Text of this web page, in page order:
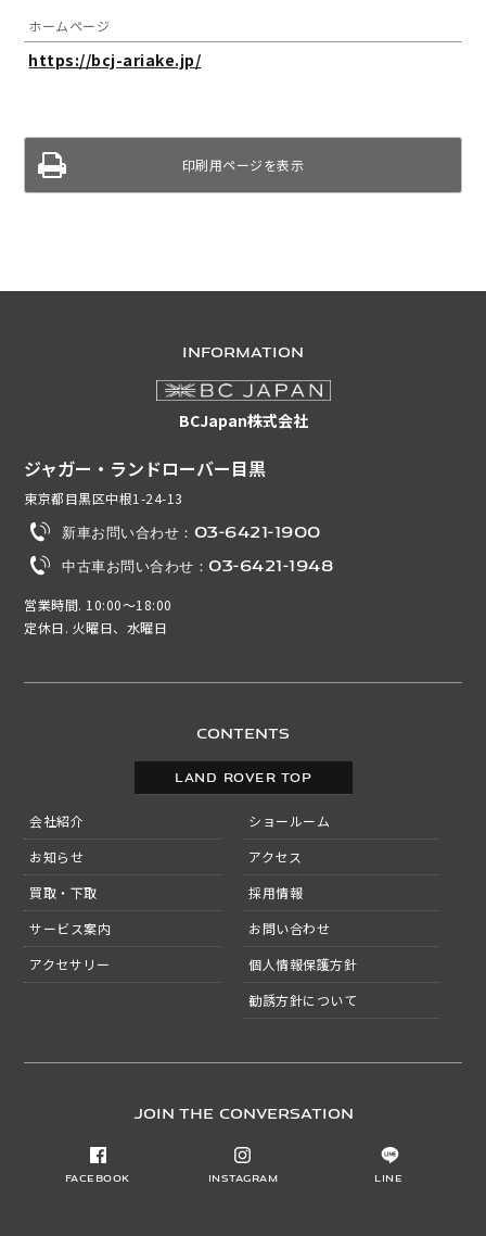
ホームページ
https://bcj-ariake.jp/
印刷用ページを表示
CONTENTS
LAND ROVER TOP
会社紹介
お知らせ
買取・下取
サービス案内
アクセサリー
ショールーム
アクセス
採用情報
お問い合わせ
個人情報保護方針
勧誘方針について
INFORMATION
BCJapan株式会社
ジャガー・ランドローバー目黒
東京都目黒区中根1-24-13
新車お問い合わせ：03-6421-1900
中古車お問い合わせ：03-6421-1948
営業時間. 10:00～18:00
定休日. 火曜日、水曜日
JOIN THE CONVERSATION
Facebook Instagram LINE